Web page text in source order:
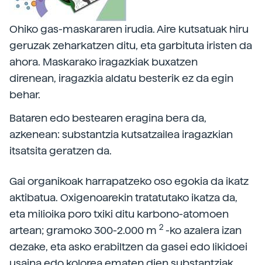
Ohiko gas-maskararen irudia. Aire kutsatuak hiru
geruzak zeharkatzen ditu, eta garbituta iristen da
ahora. Maskarako iragazkiak buxatzen
direnean, iragazkia aldatu besterik ez da egin
behar.
Bataren edo bestearen eragina bera da,
azkenean: substantzia kutsatzailea iragazkian
itsatsita geratzen da.
Gai organikoak harrapatzeko oso egokia da ikatz
aktibatua. Oxigenoarekin tratatutako ikatza da,
eta milioika poro txiki ditu karbono-atomoen
artean; gramoko 300-2.000 m 2 -ko azalera izan
dezake, eta asko erabiltzen da gasei edo likidoei